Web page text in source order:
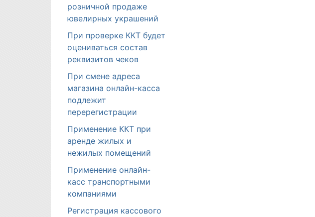
розничной продаже
ювелирных украшений
При проверке ККТ будет
оцениваться состав
реквизитов чеков
При смене адреса
магазина онлайн-касса
подлежит
перерегистрации
Применение ККТ при
аренде жилых и
нежилых помещений
Применение онлайн-
касс транспортными
компаниями
Регистрация кассового